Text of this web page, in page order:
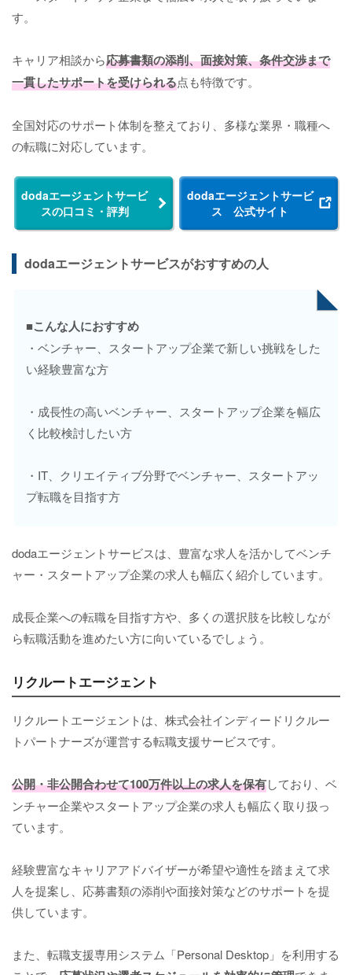
す。
キャリア相談から応募書類の添削、面接対策、条件交渉まで
一貫したサポートを受けられる点も特徴です。
全国対応のサポート体制を整えており、多様な業界・職種へ
の転職に対応しています。
dodaエージェントサービ
スの口コミ・評判
dodaエージェントサービ
ス 公式サイト
dodaエージェントサービスがおすすめの人
■こんな人におすすめ
・ベンチャー、スタートアップ企業で新しい挑戦をした
い経験豊富な方
・成長性の高いベンチャー、スタートアップ企業を幅広
く比較検討したい方
・IT、クリエイティブ分野でベンチャー、スタートアッ
プ転職を目指す方
dodaエージェントサービスは、豊富な求人を活かしてベンチ
ャー・スタートアップ企業の求人も幅広く紹介しています。
成長企業への転職を目指す方や、多くの選択肢を比較しなが
ら転職活動を進めたい方に向いているでしょう。
リクルートエージェント
リクルートエージェントは、株式会社インディードリクルー
トパートナーズが運営する転職支援サービスです。
公開・非公開合わせて100万件以上の求人を保有しており、ベ
ンチャー企業やスタートアップ企業の求人も幅広く取り扱っ
ています。
経験豊富なキャリアアドバイザーが希望や適性を踏まえて求
人を提案し、応募書類の添削や面接対策などのサポートを提
供しています。
また、転職支援専用システム「Personal Desktop」を利用する